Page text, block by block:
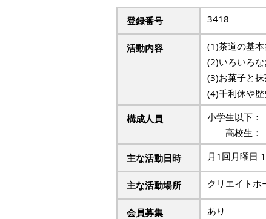
登録番号 3418
活動内容
(1)茶道の基本
(2)いろいろな
(3)お菓子と抹
(4)千利休や歴
構成人員
小学生以
高校生
主な活動日時 月1回月曜日
主な活動場所 クリエイトホ
会員募集 あり